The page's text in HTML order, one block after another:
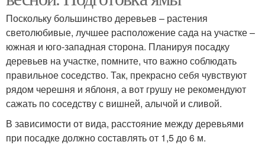
Поскольку большинство деревьев – растения
светолюбивые, лучшее расположение сада на участке –
южная и юго-западная сторона. Планируя посадку
деревьев на участке, помните, что важно соблюдать
правильное соседство. Так, прекрасно себя чувствуют
рядом черешня и яблоня, а вот грушу не рекомендуют
сажать по соседству с вишней, алычой и сливой.
В зависимости от вида, расстояние между деревьями
при посадке должно составлять от 1,5 до 6 м.